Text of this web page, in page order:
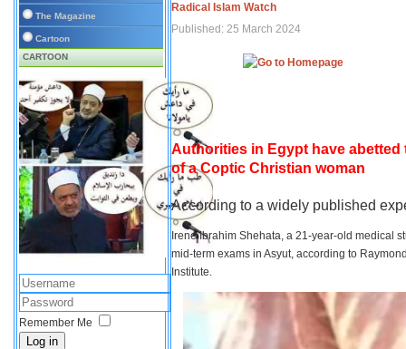
The Magazine
Cartoon
CARTOON
Remember Me
Log in
Radical Islam Watch
Published: 25 March 2024
Authorities in Egypt have
of a Coptic Christian woman
According to a widely published
Irene Ibrahim Shehata, a 21-year-old medical
mid-term exams in Asyut, according to
Institute.